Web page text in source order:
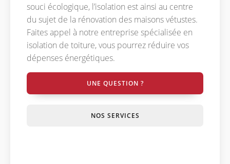
souci écologique, l’isolation est ainsi au centre
du sujet de la rénovation des maisons vétustes.
Faites appel à notre entreprise spécialisée en
isolation de toiture, vous pourrez réduire vos
dépenses énergétiques.
UNE QUESTION ?
NOS SERVICES